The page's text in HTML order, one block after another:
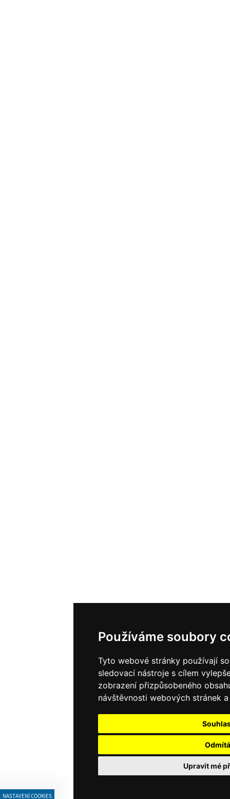
Používáme soubory
Tyto webové stránky používají
sledovací nástroje s cílem
zobrazení přizpůsobeného
návštěvnosti webových stránek
Upravit mé
NASTAVENÍ COOKIES